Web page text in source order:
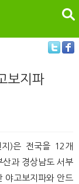
검색
보지파
지)은 전국을 12개
산과 경상남도 서부
야고보지파와 안드